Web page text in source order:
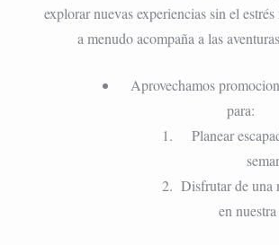
explorar nuevas experiencias sin el
a menudo acompaña a las
Aprovechamos
para:
Planear
Disfrutar de una
en